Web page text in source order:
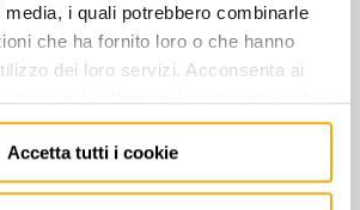
i quali potrebbero combinarle
che ha fornito loro o che hanno
dei loro servizi. Acconsenta ai
ad utilizzare il nostro sito web.
Accetta tutti i cookie
N - PINZA PER ANELLI SEEGER mm
+ IVA
PN - PINZA PER ANELLI SEEGER mm